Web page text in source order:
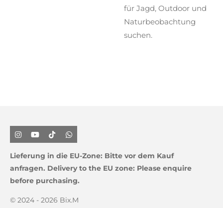
für Jagd, Outdoor und
Naturbeobachtung
suchen.
I
n
t
a
r
m
Y
o
T
u
e
T
i
T
o
W
h
a
t
s
p
Lieferung in die EU-Zone: Bitte vor dem Kauf
anfragen. Delivery to the EU zone: Please enquire
before purchasing.
© 2024 - 2026 Bix.M